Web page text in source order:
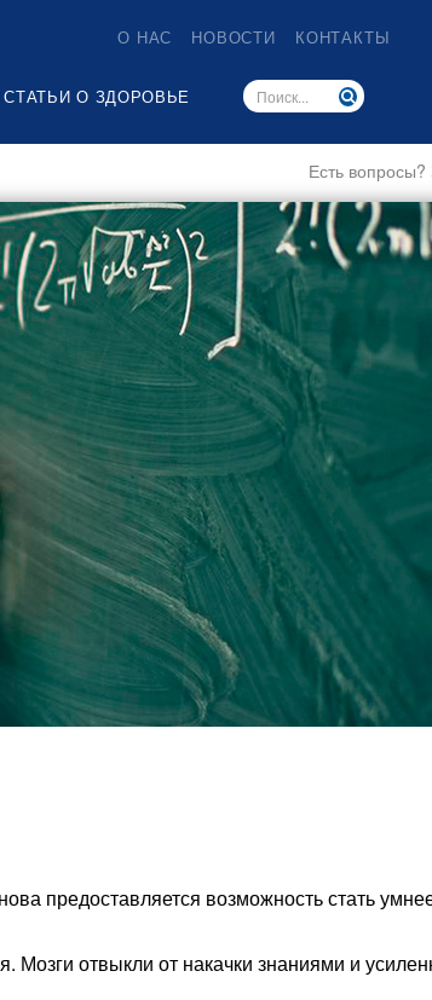
О НАС НОВОСТИ КОНТАКТЫ
СТАТЬИ О ЗДОРОВЬЕ
Есть вопросы?
предоставляется возможность стать
Мозги отвыкли от накачки знаниями и